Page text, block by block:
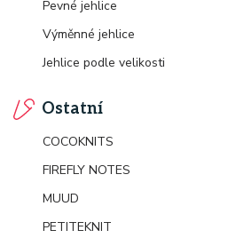
Pevné jehlice
Výměnné jehlice
Jehlice podle velikosti
Ostatní
COCOKNITS
FIREFLY NOTES
MUUD
PETITEKNIT